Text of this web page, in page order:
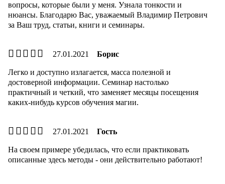
вопросы, которые были у меня. Узнала тонкости и
нюансы. Благодарю Вас, уважаемый Владимир Петрович
за Ваш труд, статьи, книги и семинары.
27.01.2021 Борис
Легко и доступно излагается, масса полезной и
достоверной информации. Семинар настолько
практичный и четкий, что заменяет месяцы посещения
каких-нибудь курсов обучения магии.
27.01.2021 Гость
На своем примере убедилась, что если практиковать
описанные здесь методы - они действительно работают!